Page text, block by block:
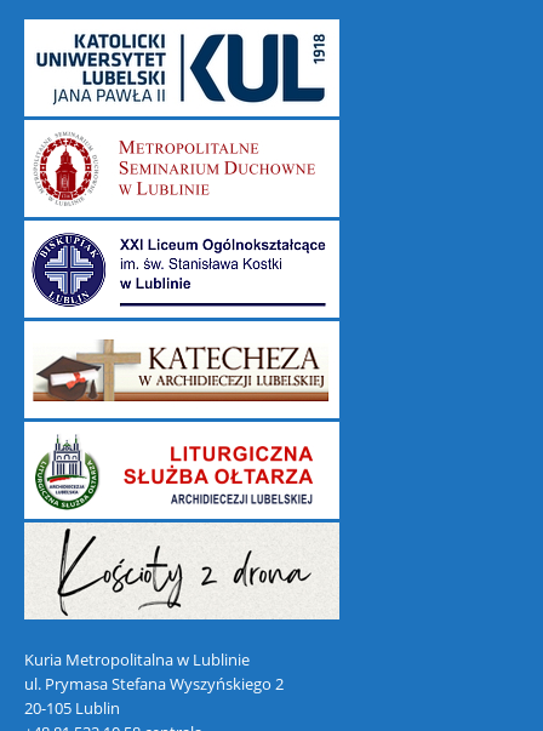
Kuria Metropolitalna w Lublinie
ul. Prymasa Stefana Wyszyńskiego 2
20-105 Lublin